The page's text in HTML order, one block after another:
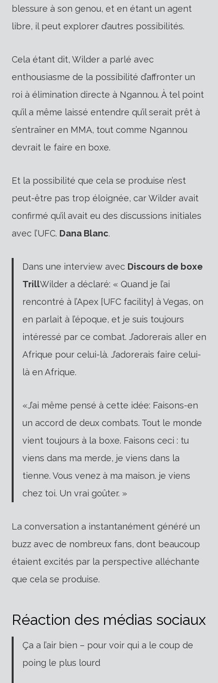
blessure à son genou, et en étant un agent
libre, il peut explorer d’autres possibilités.
Cela étant dit, Wilder a parlé avec
enthousiasme de la possibilité d’affronter un
roi à élimination directe à Ngannou. À tel point
qu’il a même laissé entendre qu’il serait prêt à
s’entraîner en MMA, tout comme Ngannou
devrait le faire en boxe.
Et la possibilité que cela se produise n’est
peut-être pas trop éloignée, car Wilder avait
confirmé qu’il avait eu des discussions initiales
avec l’UFC. Dana Blanc.
Dans une interview avec Discours de boxe
TrillWilder a déclaré: « Quand je l’ai
rencontré à l’Apex [UFC facility] à Vegas, on
en parlait à l’époque, et je suis toujours
intéressé par ce combat. J’adorerais aller en
Afrique pour celui-là. J’adorerais faire celui-
là en Afrique.
«J’ai même pensé à cette idée: Faisons-en
un accord de deux combats. Tout le monde
vient toujours à la boxe. Faisons ceci : tu
viens dans ma merde, je viens dans la
tienne. Vous venez à ma maison. je viens
chez toi. Un vrai goûter. »
La conversation a instantanément généré un
buzz avec de nombreux fans, dont beaucoup
étaient excités par la perspective alléchante
que cela se produise.
Réaction des médias sociaux
Ça a l’air bien – pour voir qui a le coup de
poing le plus lourd